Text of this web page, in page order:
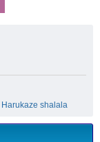
Harukaze shalala